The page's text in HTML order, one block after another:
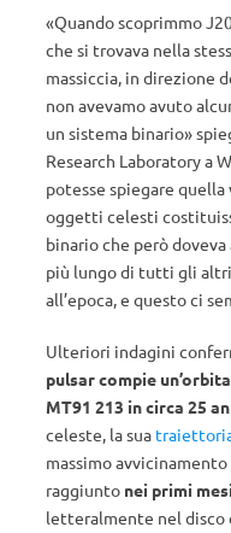
«Quando scoprimmo
che si trovava nella
massiccia, in direzione
non avevamo avuto
un sistema binario»
Research Laboratory a
potesse spiegare
oggetti celesti
binario che però
più lungo di tutti gli
all’epoca, e questo ci
Ulteriori indagini
pulsar compie
MT91 213 in circa 25
celeste, la sua
massimo
raggiunto nei primi
letteralmente nel disco